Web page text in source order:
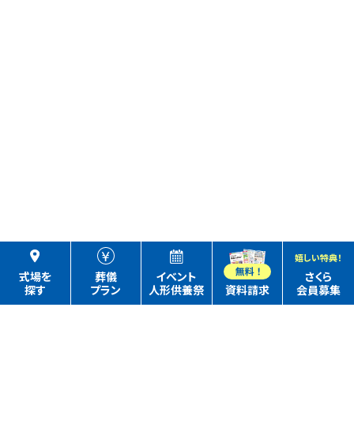
式場を
探す
葬儀
プラン
イベント
人形供養祭
資料請求
嬉しい特典！
さくら
会員募集